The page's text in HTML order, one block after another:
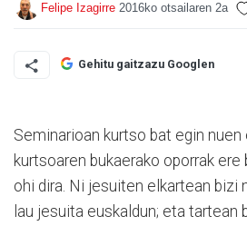
Felipe Izagirre 2016ko otsailaren 2a
Gehitu gaitzazu Googlen
Seminarioan kurtso bat egin nuen
kurtsoaren bukaerako oporrak ere
ohi dira. Ni jesuiten elkartean bizi
lau jesuita euskaldun; eta tartean